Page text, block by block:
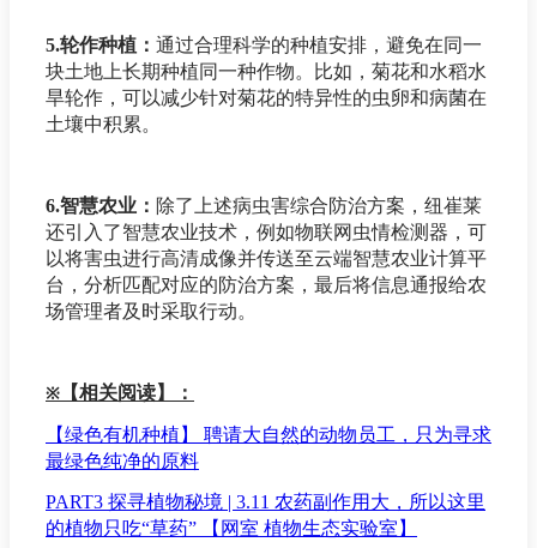
5.轮作种植 ： 通过合理科学的种植安排，避免在同一
块土地上长期种植同一种作物。比如，菊花和水稻水
旱轮作，可以减少针对菊花的特异性的虫卵和病菌在
土壤中积累。
6.智慧农业 ： 除了上述病虫害综合防治方案，纽崔莱
还引入了智慧农业技术，例如物联网虫情检测器，可
以将害虫进行高清成像并传送至云端智慧农业计算平
台，分析匹配对应的防治方案，最后将信息通报给农
场管理者及时采取行动。
※ 【相关阅读】：
【绿色有机种植】 聘请大自然的动物员工，只为寻求
最绿色纯净的原料
PART3 探寻植物秘境 | 3.11 农药副作用大，所以这里
的植物只吃“草药” 【网室 植物生态实验室】